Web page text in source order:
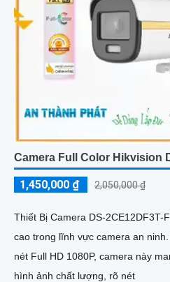
Camera Full Color Hikvision
1,450,000 ₫ 2,050,000 ₫
Thiết Bị Camera DS-2CE12DF3T-
cao trong lĩnh vực camera an ninh. Với công nghệ hình ảnh sắt
nét Full HD 1080P, camera này
hình ảnh chất lượng, rõ nét